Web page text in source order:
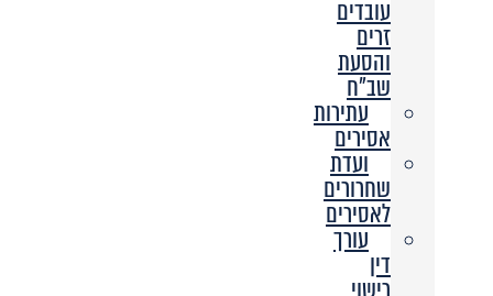
עובדים
זרים
והסעת
שב”ח
עתירות
אסירים
ועדת
שחרורים
לאסירים
עורך
דין